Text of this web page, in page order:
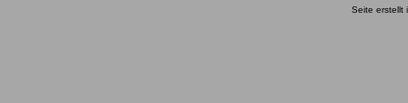
Seite erstellt